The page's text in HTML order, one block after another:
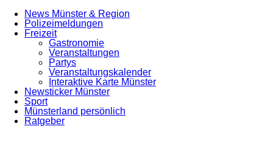
News Münster & Region
Polizeimeldungen
Freizeit
Gastronomie
Veranstaltungen
Partys
Veranstaltungskalender
Interaktive Karte Münster
Newsticker Münster
Sport
Münsterland persönlich
Ratgeber
Anzeige